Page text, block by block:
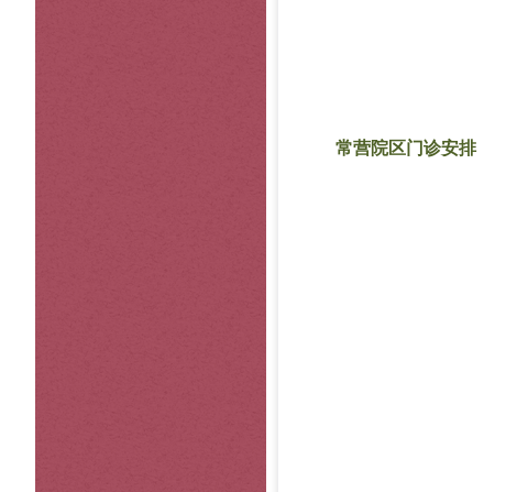
常营院区门诊安排